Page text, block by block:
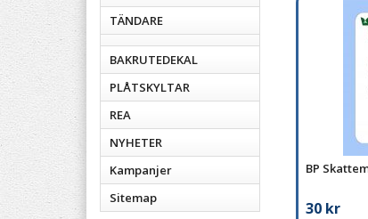
TÄNDARE
BAKRUTEDEKAL
PLÅTSKYLTAR
REA
NYHETER
Kampanjer
Sitemap
BP
30 kr